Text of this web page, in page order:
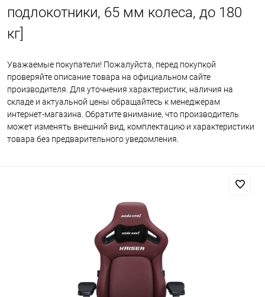
подлокотники, 65 мм колеса, до 180
кг]
Уважаемые покупатели! Пожалуйста, перед покупкой
проверяйте описание товара на официальном сайте
производителя. Для уточнения характеристик, наличия на
складе и актуальной цены обращайтесь к менеджерам
интернет-магазина. Обратите внимание, что производитель
может изменять внешний вид, комплектацию и характеристики
товара без предварительного уведомления.